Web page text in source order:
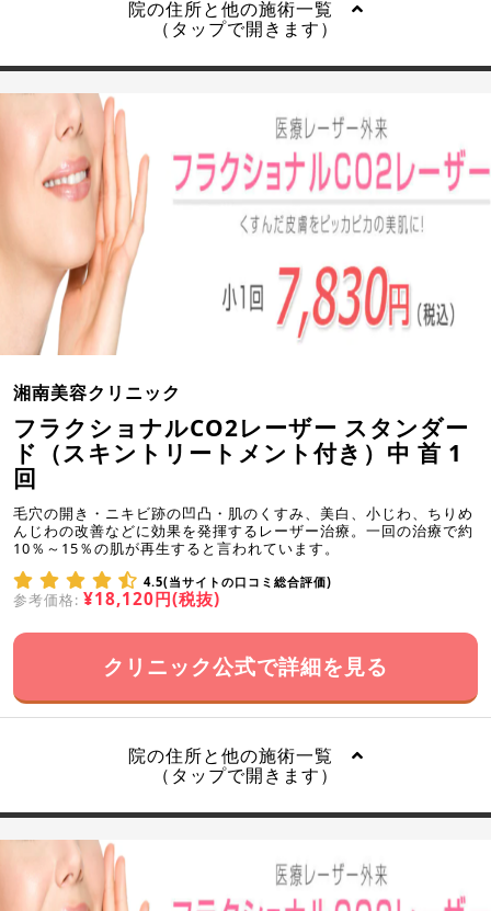
院の住所と他の施術一覧
（タップで開きます）
湘南美容クリニック
フラクショナルCO2レーザー スタンダー
ド（スキントリートメント付き）中 首 1
回
毛穴の開き・ニキビ跡の凹凸・肌のくすみ、美白、小じわ、ちりめ
んじわの改善などに効果を発揮するレーザー治療。一回の治療で約
10％～15％の肌が再生すると言われています。
4.5(当サイトの口コミ総合評価)
参考価格: ¥18,120円(税抜)
クリニック公式で詳細を見る
院の住所と他の施術一覧
（タップで開きます）